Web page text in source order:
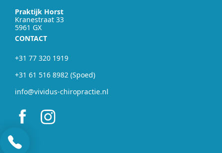
Praktijk Horst
Kranestraat 33
5961 GX
CONTACT
+31 77 320 1919
+31 61 516 8982 (Spoed)
info@vividus-chiropractie.nl